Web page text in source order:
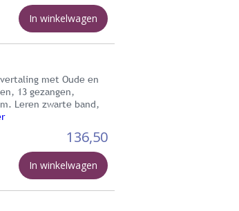
In winkelwagen
met Oude en
13 gezangen,
Leren zwarte band,
136,50
In winkelwagen